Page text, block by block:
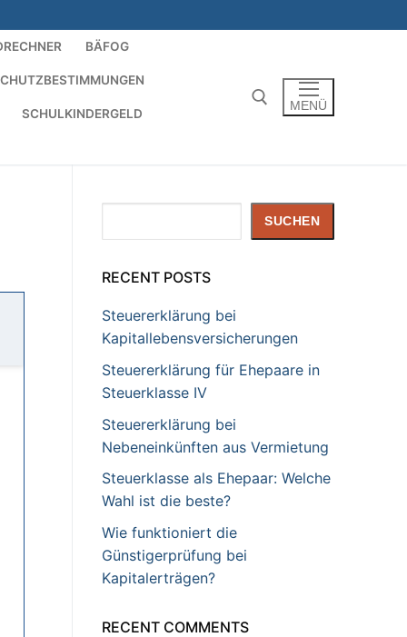
BÄFOG
SCHULKINDERGELD
MENÜ
SUCHEN
RECENT POSTS
Steuererklärung bei
Kapitallebensversicherungen
Steuererklärung für Ehepaare in
Steuerklasse IV
Steuererklärung bei
Nebeneinkünften aus Vermietung
Steuerklasse als Ehepaar: Welche
Wahl ist die beste?
Wie funktioniert die
Günstigerprüfung bei
Kapitalerträgen?
RECENT COMMENTS